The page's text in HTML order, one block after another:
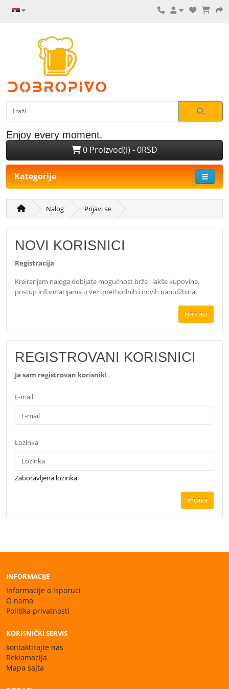
Enjoy every moment.
0 Proizvod(i) - 0RSD
Kategorije
Nalog Prijavi se
NOVI KORISNICI
Registracija
Kreiranjem naloga dobijate mogućnost brže i lakše kupovine,
pristup informacijama u vezi prethodnih i novih narudžbina.
Nastavi
REGISTROVANI KORISNICI
Ja sam registrovan korisnik!
E-mail
Lozinka
Zaboravljena lozinka
Prijava
INFORMACIJE
Informacije o isporuci
O nama
Politika privatnosti
KORISNIČKI SERVIS
kontaktirajte nas
Reklamacija
Mapa sajta